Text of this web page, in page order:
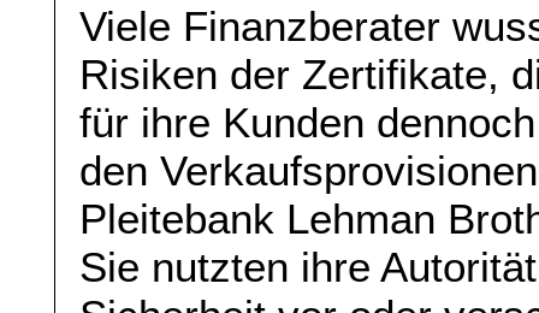
Viele Finanzberater
Risiken der Zertifikate,
für ihre Kunden
den
Pleitebank Lehman
Sie nutzten ihre